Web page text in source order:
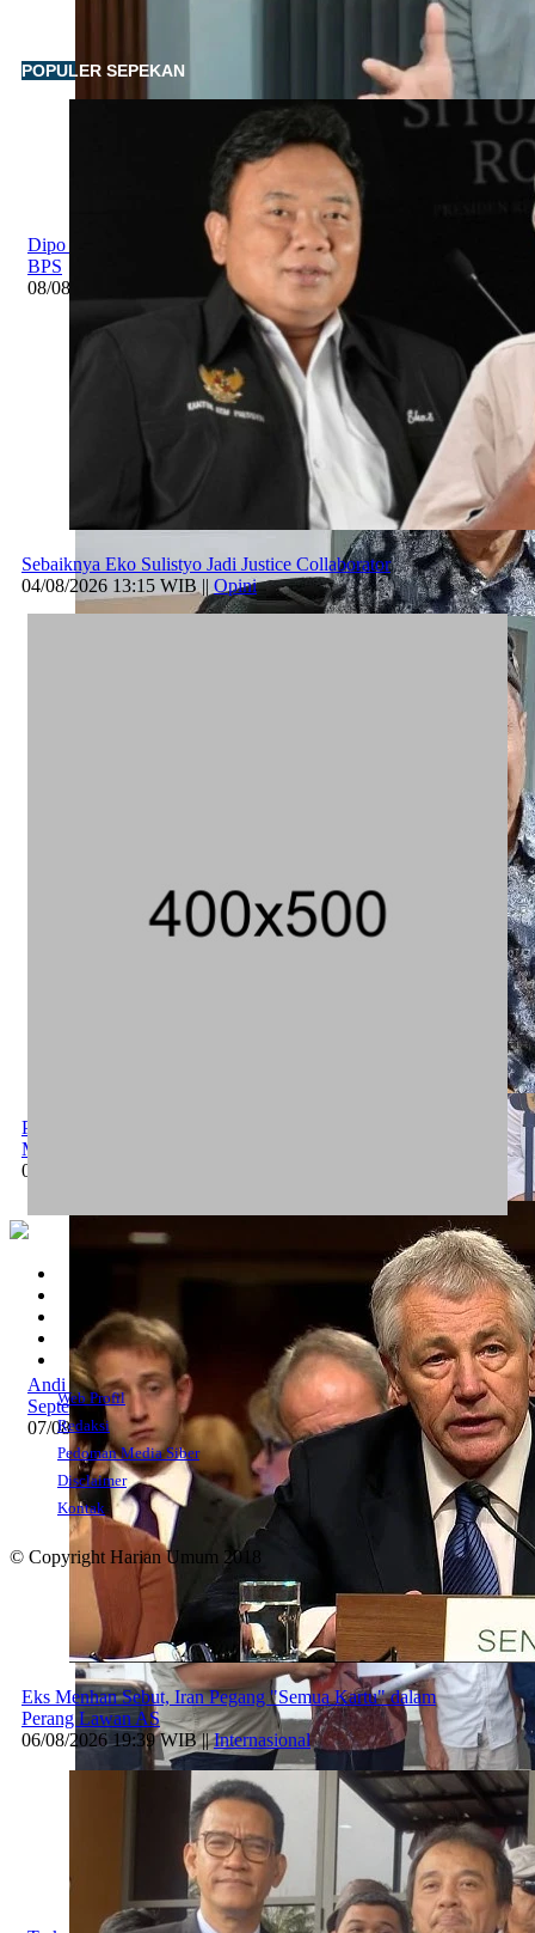
Dipo Kritik Definisi Pengangguran dan Kategori Miskin Ala
BPS
08/08/2026 20:09 WIB || DKI Jakarta
Andi Gani Tegaskan Buruh Tetap Demo pada Agustus -
September
07/08/2026 20:52 WIB ||
Tenaga Kerja
POPULER SEPEKAN
Sebaiknya Eko Sulistyo Jadi Justice Collaborator
04/08/2026 13:15 WIB || Opini
Putusan PTUN Terkait Dokumen Akademik Jokowi, Makin
Menggerus Reputasi UGM
08/08/2026 17:52 WIB ||
Eks Menhan Sebut, Iran Pegang "Semua Kartu" dalam
Perang Lawan AS
06/08/2026 19:39 WIB ||Internasional
Web Profil
Redaksi
Pedoman Media Siber
Disclaimer
Kontak
© Copyright Harian Umum 2018